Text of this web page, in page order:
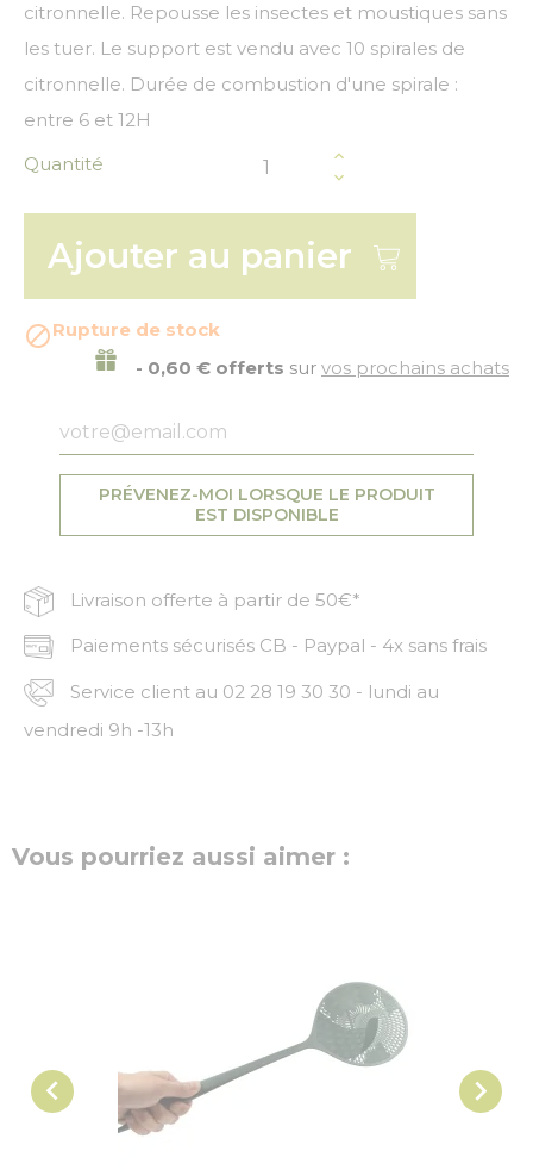
citronnelle. Repousse les insectes et moustiques sans
les tuer. Le support est vendu avec 10 spirales de
citronnelle. Durée de combustion d'une spirale :
entre 6 et 12H
Quantité
Ajouter au panier
Rupture de stock
- 0,60 € offerts sur vos prochains achats
PRÉVENEZ-MOI LORSQUE LE PRODUIT
EST DISPONIBLE
Livraison offerte à partir de 50€*
Paiements sécurisés CB - Paypal - 4x sans frais
Service client au 02 28 19 30 30 - lundi au
vendredi 9h -13h
Vous pourriez aussi aimer :
 